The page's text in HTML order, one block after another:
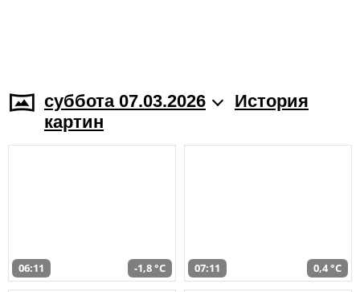
суббота 07.03.2026
История
картин
06:11 -1,8 °C 07:11 0,4 °C